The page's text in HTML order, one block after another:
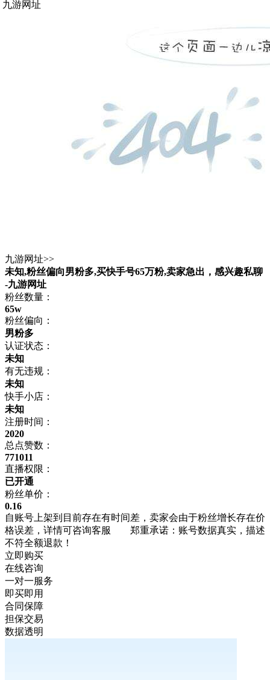
九游网址
九游网址>>
未知,粉丝偏向男粉多,买快手号65万粉,卖家急出，感兴趣私聊
-九游网址
粉丝数量：
65w
粉丝偏向：
男粉多
认证状态：
未知
有无违规：
未知
快手小店：
未知
注册时间：
2020
总点赞数：
771011
直播权限：
已开通
粉丝单价：
0.16
自账号上架到目前存在有时间差，卖家会由于粉丝增长存在价
格误差，详情可咨询客服 郑重承诺：账号数据真实，描述
不符全额退款！
立即购买
在线咨询
一对一服务
即买即用
合同保障
担保交易
数据透明